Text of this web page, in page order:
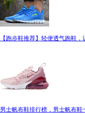
【跑步鞋推荐】轻便透气跑鞋
男士帆布鞋排行榜，男士帆布鞋